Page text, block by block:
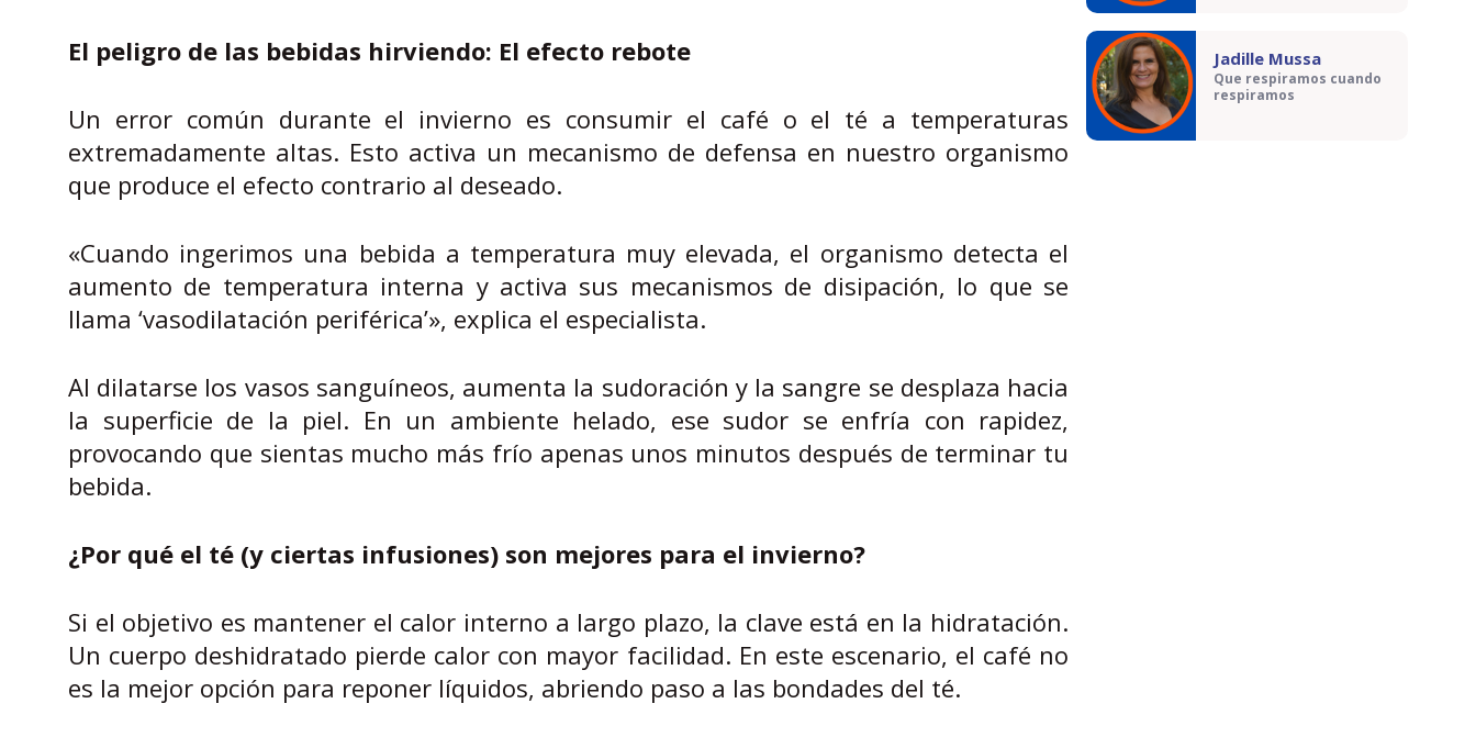
El peligro de las bebidas hirviendo: El efecto rebote
Un error común durante el invierno es consumir el café o el té a temperaturas
extremadamente altas. Esto activa un mecanismo de defensa en nuestro organismo
que produce el efecto contrario al deseado.
«Cuando ingerimos una bebida a temperatura muy elevada, el organismo detecta el
aumento de temperatura interna y activa sus mecanismos de disipación, lo que se
llama ‘vasodilatación periférica’», explica el especialista.
Al dilatarse los vasos sanguíneos, aumenta la sudoración y la sangre se desplaza hacia
la superficie de la piel. En un ambiente helado, ese sudor se enfría con rapidez,
provocando que sientas mucho más frío apenas unos minutos después de terminar tu
bebida.
¿Por qué el té (y ciertas infusiones) son mejores para el invierno?
Si el objetivo es mantener el calor interno a largo plazo, la clave está en la hidratación.
Un cuerpo deshidratado pierde calor con mayor facilidad. En este escenario, el café no
es la mejor opción para reponer líquidos, abriendo paso a las bondades del té.
Jadille Mussa
Que respiramos cuando
respiramos